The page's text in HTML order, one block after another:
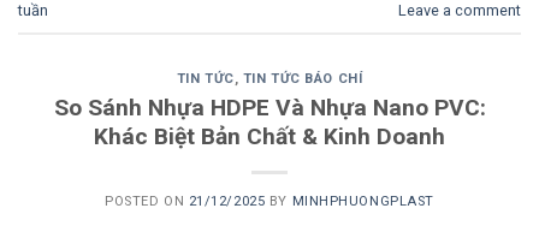
tuần
Leave a comment
TIN TỨC, TIN TỨC BÁO CHÍ
So Sánh Nhựa HDPE Và Nhựa Nano PVC:
Khác Biệt Bản Chất & Kinh Doanh
POSTED ON 21/12/2025 BY MINHPHUONGPLAST